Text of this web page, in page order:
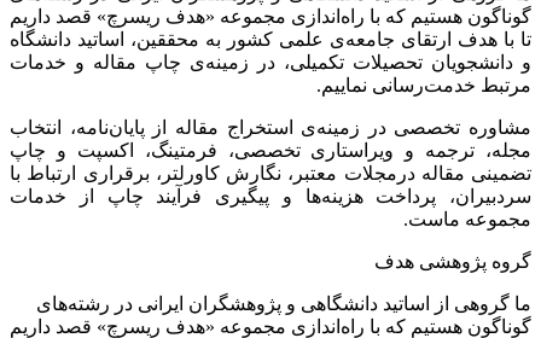
گوناگون هستیم که با راه‌اندازی مجموعه «هدف ریسرچ» قصد داریم
تا با هدف ارتقای جامعه‌ی علمی کشور به محققین، اساتید دانشگاه
و دانشجویان تحصیلات تکمیلی، در زمینه‌ی چاپ مقاله و خدمات
مرتبط خدمت‌رسانی نماییم.
مشاوره تخصصی در زمینه‌ی استخراج مقاله از پایان‌نامه، انتخاب
مجله، ترجمه و ویراستاری تخصصی، فرمتینگ، اکسپت و چاپ
تضمینی مقاله درمجلات معتبر، نگارش کاورلتر، برقراری ارتباط با
سردبیران، پرداخت هزینه‌ها و پیگیری فرآیند چاپ از خدمات
مجموعه ماست.
گروه پژوهشی هدف
ما گروهی از اساتید دانشگاهی و پژوهشگران ایرانی در رشته‌های
گوناگون هستیم که با راه‌اندازی مجموعه «هدف ریسرچ» قصد داریم